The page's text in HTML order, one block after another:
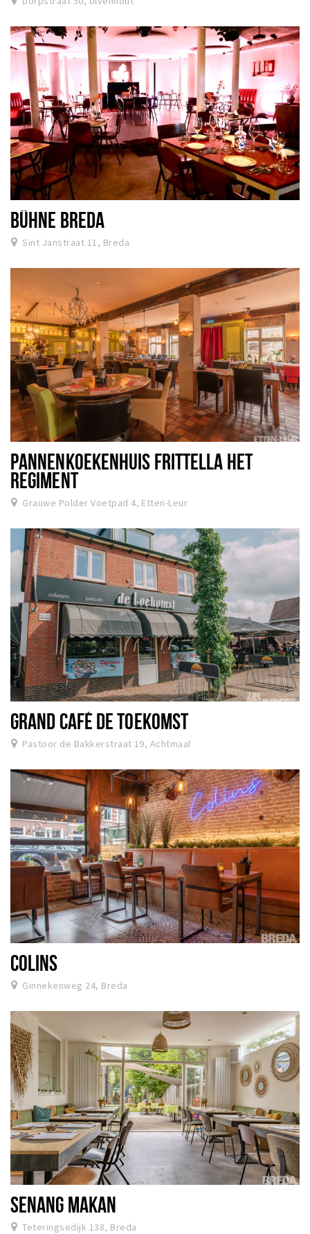
BÜHNE BREDA
Sint Janstraat 11, Breda
PANNENKOEKENHUIS FRITTELLA HET
REGIMENT
Grauwe Polder Voetpad 4, Etten-Leur
GRAND CAFÉ DE TOEKOMST
Pastoor de Bakkerstraat 19, Achtmaal
COLINS
Ginnekenweg 24, Breda
SENANG MAKAN
Teteringsedijk 138, Breda